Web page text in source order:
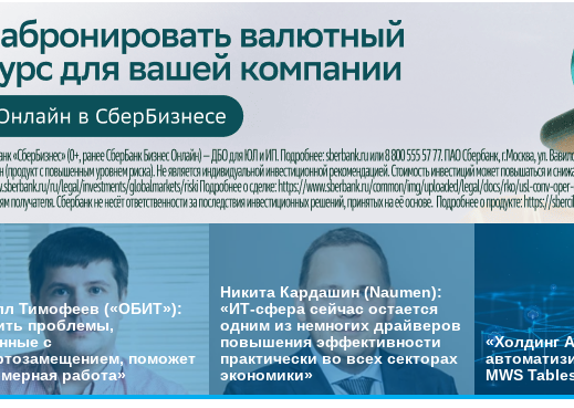
Тимофеев («ОБИТ»):
проблемы,
с
поможет
работа»
Никита Кардашин (Naumen):
«ИТ-сфера сейчас остается
одним из немногих драйверов
повышения эффективности
практически во всех секторах
экономики»
«Холдинг
MWS